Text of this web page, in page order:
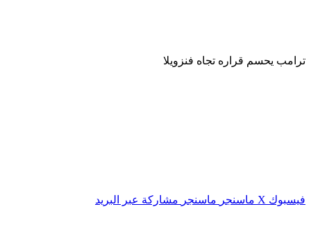
ترامب يحسم قراره تجاه فنزويلا
فيسبوك ‫X ماسنجر ماسنجر مشاركة عبر البريد